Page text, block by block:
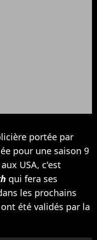
portée par
pour une saison 9
USA, c'est
qui fera ses
les prochains
été validés par la